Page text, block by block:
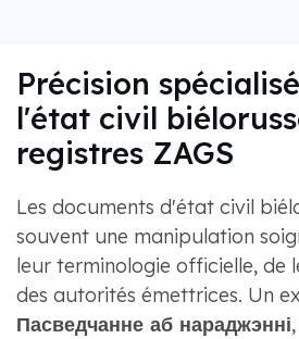
Précision
l'état civil
registres ZAGS
Les documents d'état civil
souvent une manipulation
leur terminologie officielle, de
des autorités émettrices. Un
Пасведчанне аб нараджэнні